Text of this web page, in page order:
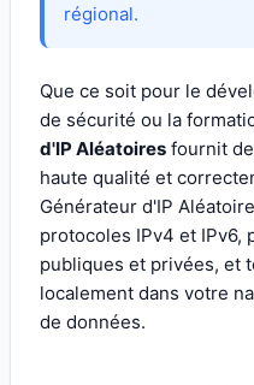
régional.
Que ce soit pour le
de sécurité ou la
d'IP Aléatoires fournit
haute qualité et
Générateur d'IP
protocoles IPv4 et IPv6,
publiques et privées, et
localement dans votre
de données.